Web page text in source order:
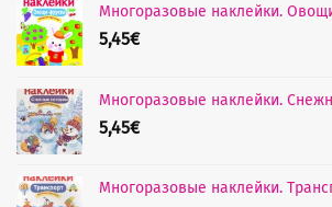
Многоразовые наклейки.
5,45€
Многоразовые наклейки.
5,45€
Многоразовые наклейки.